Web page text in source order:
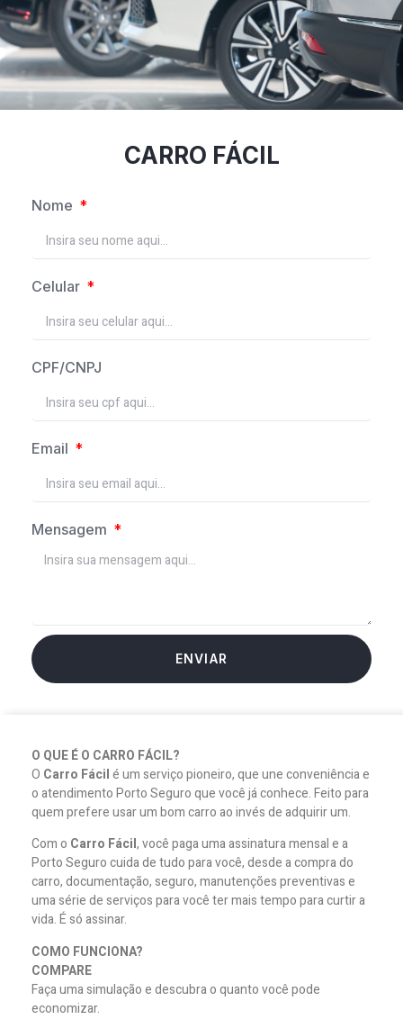
CARRO FÁCIL
Nome
Celular
CPF/CNPJ
Email
Mensagem
ENVIAR
O QUE É O CARRO FÁCIL?
O Carro Fácilé um serviço pioneiro, que une conveniência e
o atendimento Porto Seguro que você já conhece. Feito para
quem prefere usar um bom carro ao invés de adquirir um.
Com o Carro Fácil, você paga uma assinatura mensal e a
Porto Seguro cuida de tudo para você, desde a compra do
carro, documentação, seguro, manutenções preventivas e
uma série de serviços para você ter mais tempo para curtir a
vida. É só assinar.
COMO FUNCIONA?
COMPARE
Faça uma simulação e descubra o quanto você pode
economizar.